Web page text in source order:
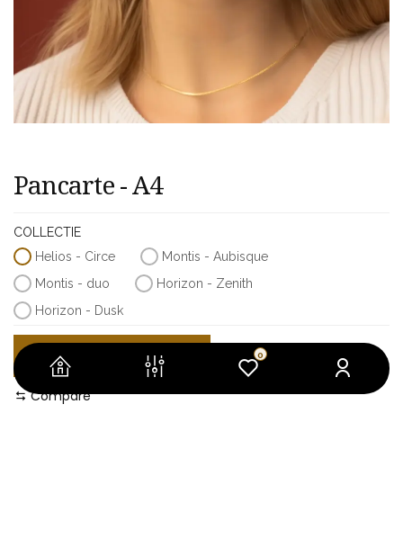
0
Pancarte - A4
COLLECTIE
Helios - Circe
Montis - Aubisque
Montis - duo
Horizon - Zenith
Horizon - Dusk
LOGIN TO SEE PRICE
Compare